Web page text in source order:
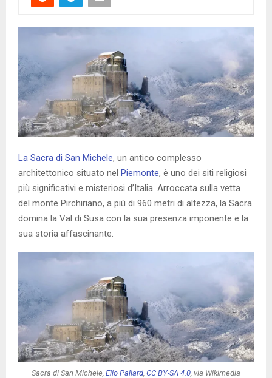
La Sacra di San Michele, un antico complesso
architettonico situato nel Piemonte, è uno dei siti religiosi
più significativi e misteriosi d’Italia. Arroccata sulla vetta
del monte Pirchiriano, a più di 960 metri di altezza, la Sacra
domina la Val di Susa con la sua presenza imponente e la
sua storia affascinante.
Sacra di San Michele, Elio Pallard, CC BY-SA 4.0 , via Wikimedia